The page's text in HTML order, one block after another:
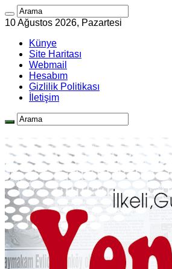
10 Ağustos 2026, Pazartesi
Künye
Site Haritası
Webmail
Hesabım
Gizlilik Politikası
İletişim